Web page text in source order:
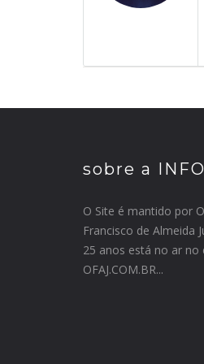
sobre a
O Site é mantido por
Francisco de Almeida
25 anos está no ar no
OFAJ.COM.BR...